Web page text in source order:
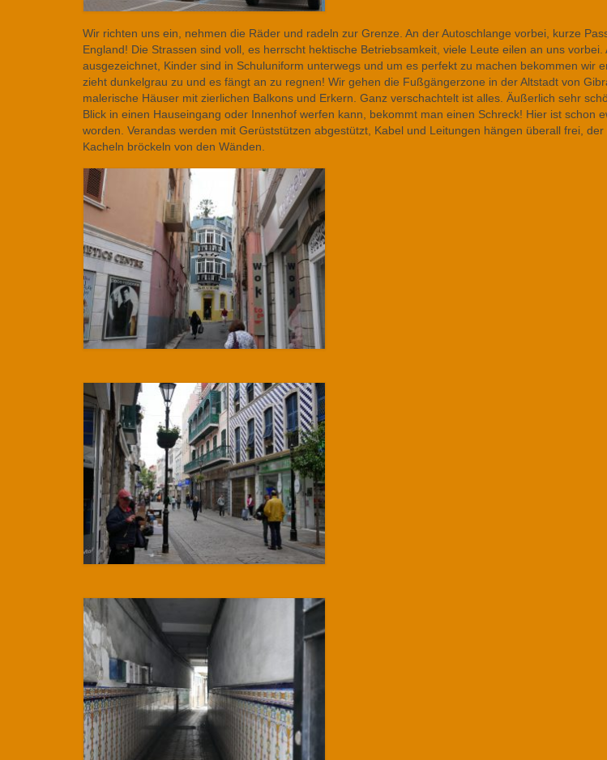
Wir richten uns ein, nehmen die Räder und radeln zur Grenze. An der Autoschlange vorbei, kurze
England! Die Strassen sind voll, es herrscht hektische Betriebsamkeit, viele Leute eilen an uns vorbei.
ausgezeichnet, Kinder sind in Schuluniform unterwegs und um es perfekt zu machen bekommen wir
zieht dunkelgrau zu und es fängt an zu regnen! Wir gehen die Fußgängerzone in der Altstadt von
malerische Häuser mit zierlichen Balkons und Erkern. Ganz verschachtelt ist alles. Äußerlich sehr
Blick in einen Hauseingang oder Innenhof werfen kann, bekommt man einen Schreck! Hier ist schon
worden. Verandas werden mit Gerüststützen abgestützt, Kabel und Leitungen hängen überall frei,
Kacheln bröckeln von den Wänden.